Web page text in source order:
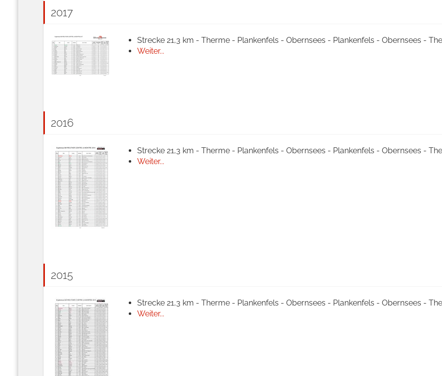
2017
Strecke 21,3 km - Therme - Plankenfels - Obernsees - Plankenfels - Obernsees -
Weiter...
2016
Strecke 21,3 km - Therme - Plankenfels - Obernsees - Plankenfels - Obernsees -
Weiter...
2015
Strecke 21,3 km - Therme - Plankenfels - Obernsees - Plankenfels - Obernsees -
Weiter...